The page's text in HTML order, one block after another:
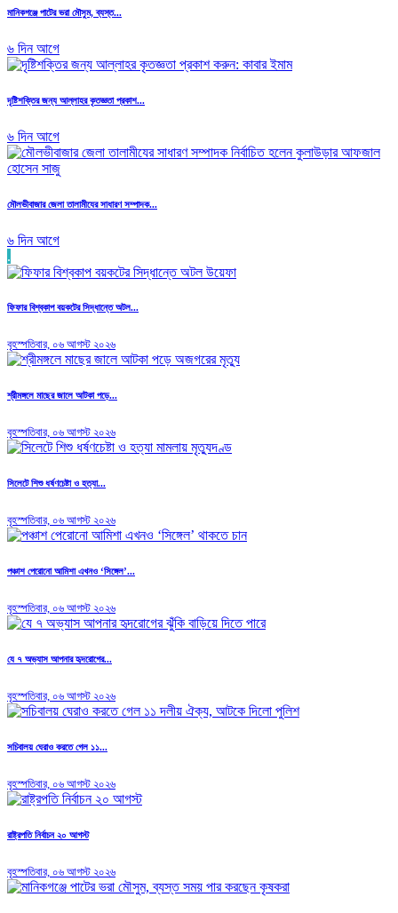
মানিকগঞ্জে পাটের ভরা মৌসুম, ব্যস্ত...
৬ দিন আগে
দৃষ্টিশক্তির জন্য আল্লাহর কৃতজ্ঞতা প্রকাশ...
৬ দিন আগে
মৌলভীবাজার জেলা তালামীযের সাধারণ সম্পাদক...
৬ দিন আগে
.
ফিফার বিশ্বকাপ বয়কটের সিদ্ধান্তে অটল...
বৃহস্পতিবার, ০৬ আগস্ট ২০২৬
শ্রীমঙ্গলে মাছের জালে আটকা পড়ে...
বৃহস্পতিবার, ০৬ আগস্ট ২০২৬
সিলেটে শিশু ধর্ষণচেষ্টা ও হত্যা...
বৃহস্পতিবার, ০৬ আগস্ট ২০২৬
পঞ্চাশ পেরোনো আমিশা এখনও ‘সিঙ্গেল’...
বৃহস্পতিবার, ০৬ আগস্ট ২০২৬
যে ৭ অভ্যাস আপনার হৃদরোগের...
বৃহস্পতিবার, ০৬ আগস্ট ২০২৬
সচিবালয় ঘেরাও করতে গেল ১১...
বৃহস্পতিবার, ০৬ আগস্ট ২০২৬
রাষ্ট্রপতি নির্বাচন ২০ আগস্ট
বৃহস্পতিবার, ০৬ আগস্ট ২০২৬